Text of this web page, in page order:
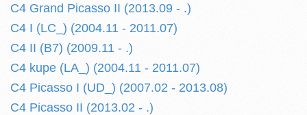
C4 Grand Picasso II (2013.09 - .)
C4 I (LC_) (2004.11 - 2011.07)
C4 II (B7) (2009.11 - .)
C4 kupe (LA_) (2004.11 - 2011.07)
C4 Picasso I (UD_) (2007.02 - 2013.08)
C4 Picasso II (2013.02 - .)